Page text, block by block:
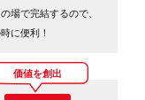
場で完結するので、
に便利！
価値を創出